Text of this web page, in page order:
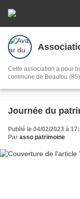
Cette association a pour
commune de Beaufou
Journée du
Publié le 04/02/2023 à
Par asso patrimoine